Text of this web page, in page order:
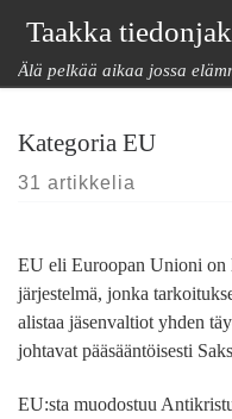
Skip to content
Taakka
Älä pelkää aikaa jossa
Kategoria EU
31 artikkelia
EU eli Euroopan Unioni on
järjestelmä, jonka
alistaa jäsenvaltiot yhden
johtavat pääsääntöisesti
EU:sta muodostuu